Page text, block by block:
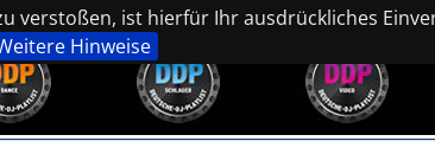
verstoßen, ist hierfür Ihr ausdrückliches
Hinweise